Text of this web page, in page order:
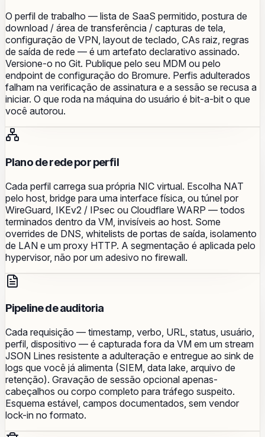
O perfil de trabalho — lista de SaaS permitido, postura de
download / área de transferência / capturas de tela,
configuração de VPN, layout de teclado, CAs raiz, regras
de saída de rede — é um artefato declarativo assinado.
Versione-o no Git. Publique pelo seu MDM ou pelo
endpoint de configuração do Bromure. Perfis adulterados
falham na verificação de assinatura e a sessão se recusa a
iniciar. O que roda na máquina do usuário é bit-a-bit o que
você autorou.
Plano de rede por perfil
Cada perfil carrega sua própria NIC virtual. Escolha NAT
pelo host, bridge para uma interface física, ou túnel por
WireGuard, IKEv2 / IPsec ou Cloudflare WARP — todos
terminados dentro da VM, invisíveis ao host. Some
overrides de DNS, whitelists de portas de saída, isolamento
de LAN e um proxy HTTP. A segmentação é aplicada pelo
hypervisor, não por um adesivo no firewall.
Pipeline de auditoria
Cada requisição — timestamp, verbo, URL, status, usuário,
perfil, dispositivo — é capturada fora da VM em um stream
JSON Lines resistente a adulteração e entregue ao sink de
logs que você já alimenta (SIEM, data lake, arquivo de
retenção). Gravação de sessão opcional apenas-
cabeçalhos ou corpo completo para tráfego suspeito.
Esquema estável, campos documentados, sem vendor
lock-in no formato.